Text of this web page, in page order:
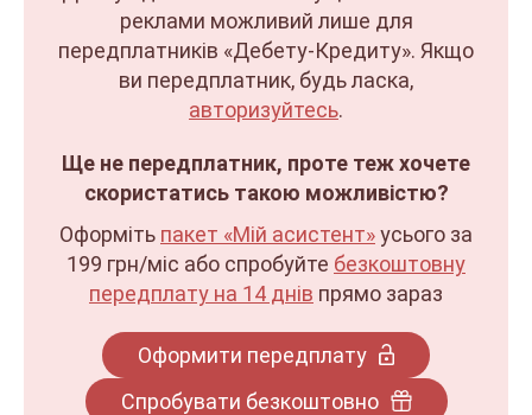
реклами можливий лише для
передплатників «Дебету-Кредиту». Якщо
ви передплатник, будь ласка,
авторизуйтесь.
Ще не передплатник, проте теж хочете
скористатись такою можливістю?
Оформіть пакет «Мій асистент»усього за
199 грн/міс або спробуйте безкоштовну
передплату на 14 днів прямо зараз
Оформити передплату
Спробувати безкоштовно